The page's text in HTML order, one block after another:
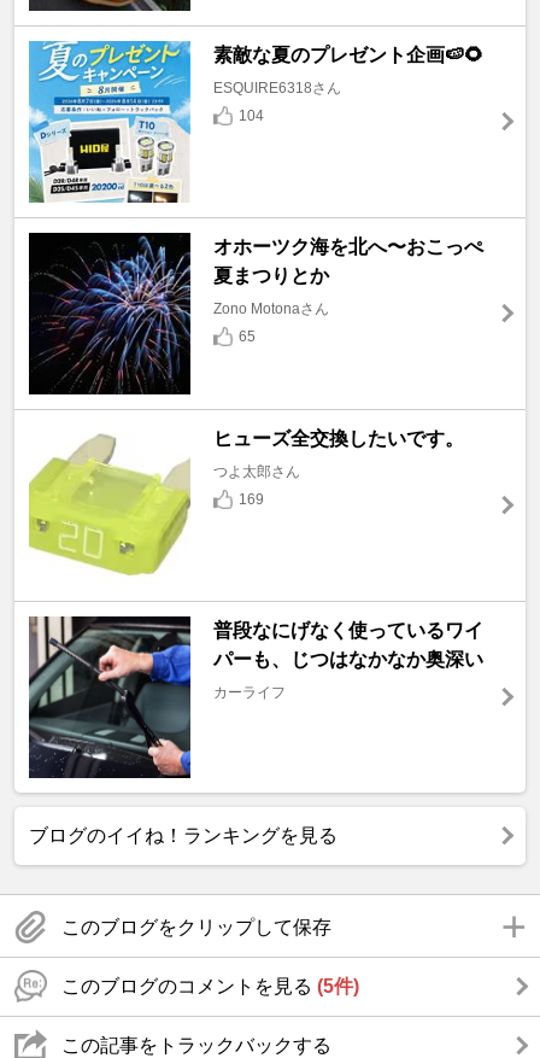
素敵な夏のプレゼント企画🍉🌻
ESQUIRE6318さん
104
オホーツク海を北へ〜おこっぺ
夏まつりとか
Zono Motonaさん
65
ヒューズ全交換したいです。
つよ太郎さん
169
普段なにげなく使っているワイ
パーも、じつはなかなか奥深い
カーライフ
ブログのイイね！ランキングを見る
このブログをクリップして保存
このブログのコメントを見る (5件)
この記事をトラックバックする